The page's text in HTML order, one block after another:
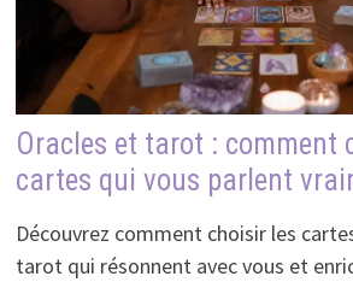
Oracles et tarot : comment
cartes qui vous parlent
Découvrez comment choisir les
tarot qui résonnent avec vous et